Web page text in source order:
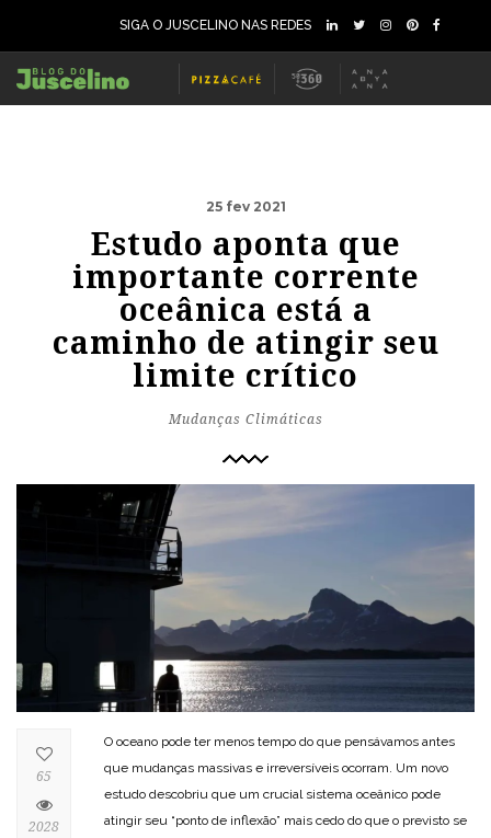
SIGA O JUSCELINO NAS REDES
25 fev 2021
Estudo aponta que
importante corrente
oceânica está a
caminho de atingir seu
limite crítico
Mudanças Climáticas
O oceano pode ter menos tempo do que pensávamos antes
que mudanças massivas e irreversíveis ocorram. Um novo
estudo descobriu que um crucial sistema oceânico pode
atingir seu “ponto de inflexão” mais cedo do que o previsto se
65
2028